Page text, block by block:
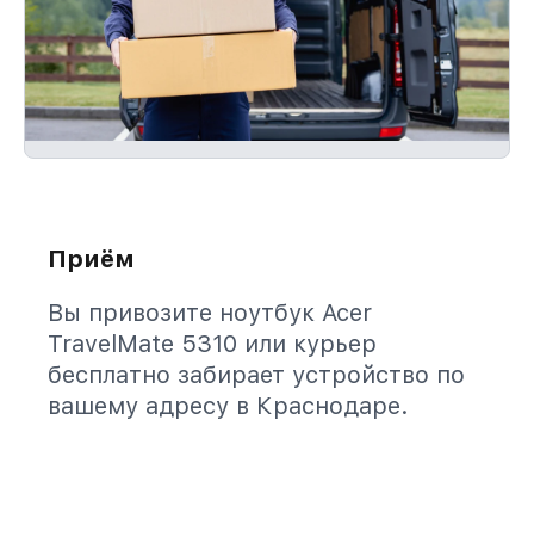
Приём
Вы привозите ноутбук Acer
TravelMate 5310 или курьер
бесплатно забирает устройство по
вашему адресу в Краснодаре.